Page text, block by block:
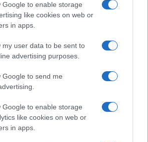
Google to enable storage
like cookies on web or
in apps.
my user data to be sent to
advertising purposes.
Google to send me
Google to enable storage
like cookies on web or
in apps.